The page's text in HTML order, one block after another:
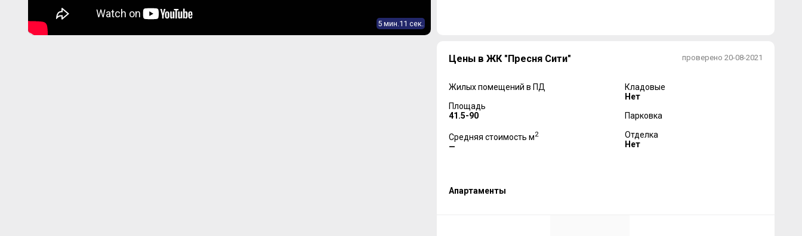
5 мин.11 сек.
проверено 20-08-2021
Цены в ЖК "Пресня Сити"
Жилых помещений в ПД
Площадь
41.5-90
Средняя стоимость м2
—
Кладовые
Нет
Парковка
Отделка
Нет
Апартаменты